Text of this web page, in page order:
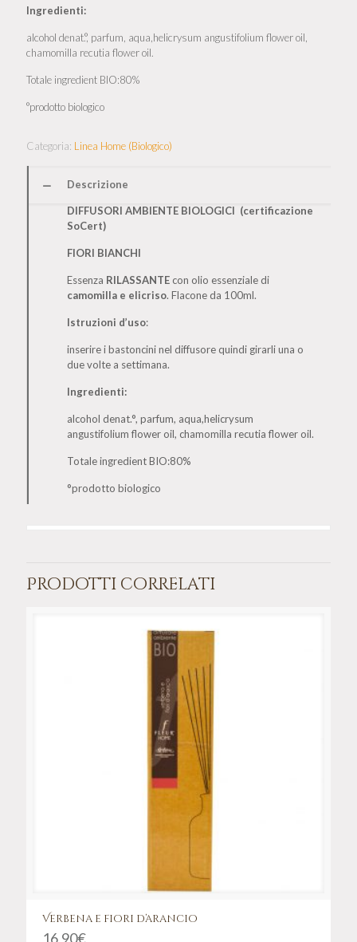
Ingredienti:
alcohol denat.°, parfum, aqua,helicrysum angustifolium flower oil,
chamomilla recutia flower oil.
Totale ingredient BIO:80%
°prodotto biologico
Categoria: Linea Home (Biologico)
Descrizione
DIFFUSORI AMBIENTE BIOLOGICI (certificazione
SoCert)
FIORI BIANCHI
Essenza RILASSANTE con olio essenziale di
camomilla e elicriso. Flacone da 100ml.
Istruzioni d’uso:
inserire i bastoncini nel diffusore quindi girarli una o
due volte a settimana.
Ingredienti:
alcohol denat.°, parfum, aqua,helicrysum
angustifolium flower oil, chamomilla recutia flower oil.
Totale ingredient BIO:80%
°prodotto biologico
Prodotti correlati
Verbena e fiori d’arancio
16,90€